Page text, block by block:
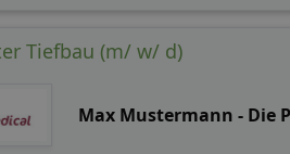
Tiefbau (m/ w/ d)
Max Mustermann - Die